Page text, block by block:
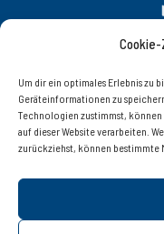
Um dir ein optimales Erlebnis zu
Geräteinformationen zu
Technologien zustimmst,
auf dieser Website verarbeiten.
zurückziehst, können bestimmte
KONTAKT